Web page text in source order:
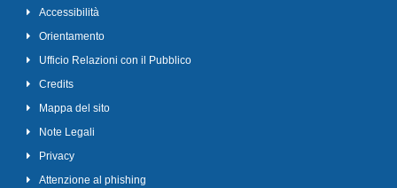
Accessibilità
Orientamento
Ufficio Relazioni con il Pubblico
Credits
Mappa del sito
Note Legali
Privacy
Attenzione al phishing